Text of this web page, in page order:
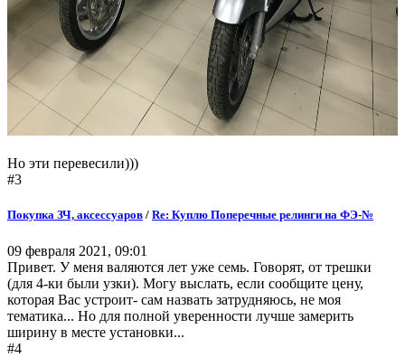
Но эти перевесили)))
#3
Покупка ЗЧ, аксессуаров / Re: Куплю Поперечные релинги на ФЭ-№
09 февраля 2021, 09:01
Привет. У меня валяются лет уже семь. Говорят, от трешки
(для 4-ки были узки). Могу выслать, если сообщите цену,
которая Вас устроит- сам назвать затрудняюсь, не моя
тематика... Но для полной уверенности лучше замерить
ширину в месте установки...
#4